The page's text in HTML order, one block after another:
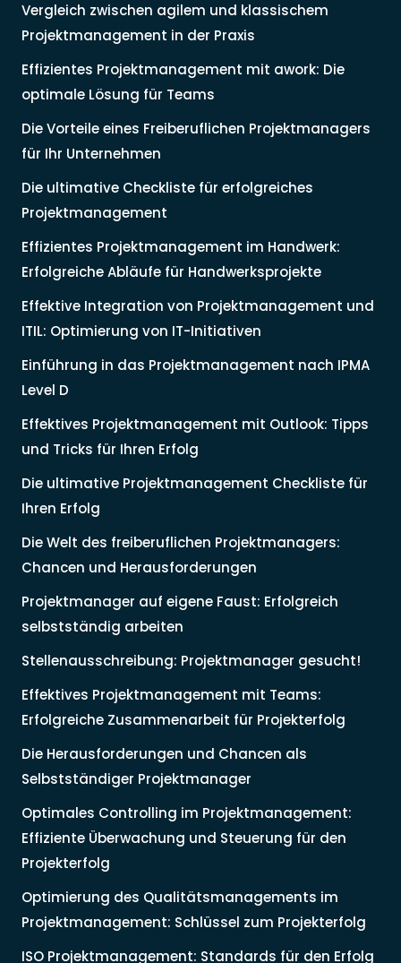
Vergleich zwischen agilem und klassischem
Projektmanagement in der Praxis
Effizientes Projektmanagement mit awork: Die
optimale Lösung für Teams
Die Vorteile eines Freiberuflichen Projektmanagers
für Ihr Unternehmen
Die ultimative Checkliste für erfolgreiches
Projektmanagement
Effizientes Projektmanagement im Handwerk:
Erfolgreiche Abläufe für Handwerksprojekte
Effektive Integration von Projektmanagement und
ITIL: Optimierung von IT-Initiativen
Einführung in das Projektmanagement nach IPMA
Level D
Effektives Projektmanagement mit Outlook: Tipps
und Tricks für Ihren Erfolg
Die ultimative Projektmanagement Checkliste für
Ihren Erfolg
Die Welt des freiberuflichen Projektmanagers:
Chancen und Herausforderungen
Projektmanager auf eigene Faust: Erfolgreich
selbstständig arbeiten
Stellenausschreibung: Projektmanager gesucht!
Effektives Projektmanagement mit Teams:
Erfolgreiche Zusammenarbeit für Projekterfolg
Die Herausforderungen und Chancen als
Selbstständiger Projektmanager
Optimales Controlling im Projektmanagement:
Effiziente Überwachung und Steuerung für den
Projekterfolg
Optimierung des Qualitätsmanagements im
Projektmanagement: Schlüssel zum Projekterfolg
ISO Projektmanagement: Standards für den Erfolg